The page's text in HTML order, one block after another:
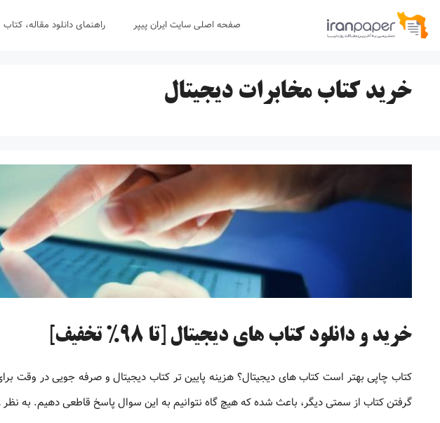
پرش
صفحه اصلی سایت ایران پیپر راهنمای دانلود مقاله، کتاب
خرید کتاب مخابرات دیجیتال
خرید و دانلود کتاب های دیجیتال [تا 98% تخفیف]
کتاب چاپی بهتر است کتاب های دیجیتال؟ هزینه پایین تر کتاب دیجیتال و صرفه جویی در وقت
گرفتن کتاب از سمتی دیگر، باعث شده که هیچ گاه نتوانیم به این سوال پاسخ قاطعی دهیم. به